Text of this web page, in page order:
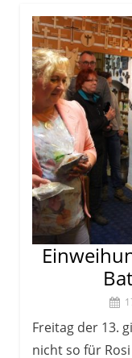
Freitag der 13.
nicht so für